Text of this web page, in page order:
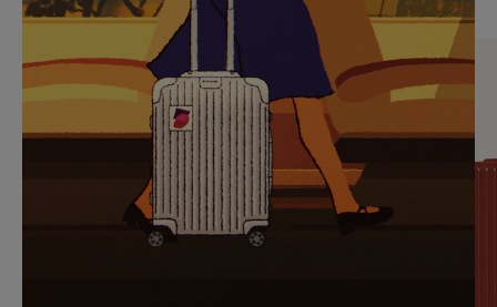
SIE,
UM
ANZUHALTEN
AUFHEBEN
DER
STUMMSCHALTUNG